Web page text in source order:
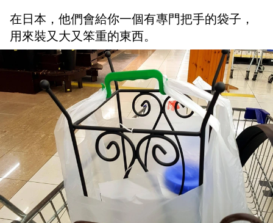
在日本，他們會給你一個有專門把手的袋子，
用來裝又大又笨重的東西。